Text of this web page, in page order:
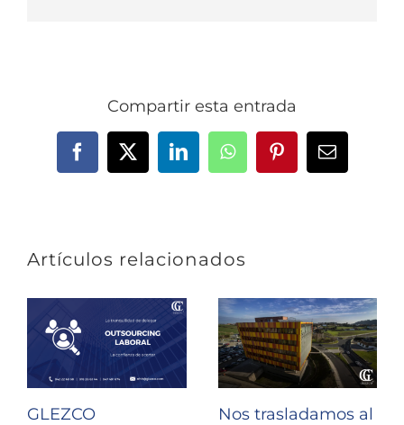
Compartir esta entrada
Facebook
X LinkedInWhatsAppPinterestCorreo
Artículos relacionados
GLEZCO
Nos trasladamos al